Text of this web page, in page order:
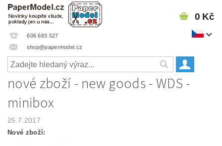
606 683 527
shop@papermodel.cz
0 Kč
nové zboží - new goods - WDS -
minibox
25.7.2017
Nové zboží: